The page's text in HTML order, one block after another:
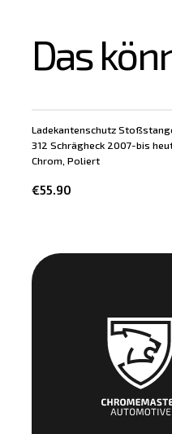
Das
Ladekantenschutz
312 Schrägheck 2007-bis
Chrom, Poliert
€55.90